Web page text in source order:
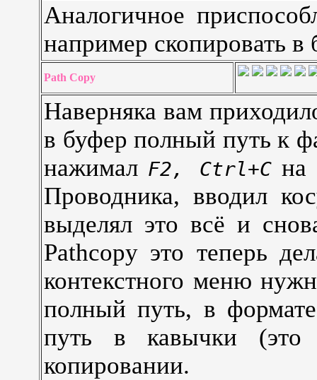
Аналогичное
например скопировать
Path Copy
Наверняка вам
в буфер полный путь к
нажимал F2, Ctrl+Cна
Проводника, вводил
выделял это всё и
Pathcopy это теперь
контекстного меню
полный путь, в
путь в кавычки (это
копировании.